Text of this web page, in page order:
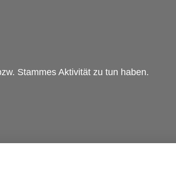
Stammes Aktivität zu tun haben.